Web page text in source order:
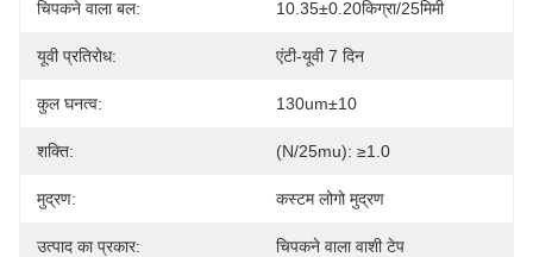
चिपकने वाला बल: 10.35±0.20किग्रा/25मिमी
यूवी प्रतिरोध: एंटी-यूवी 7 दिन
कुल घनत्व: 130um±10
शक्ति: (n/25mu): ≥1.0
मुद्रण: कस्टम लोगो मुद्रण
उत्पाद का प्रकार: चिपकने वाला वाशी टेप